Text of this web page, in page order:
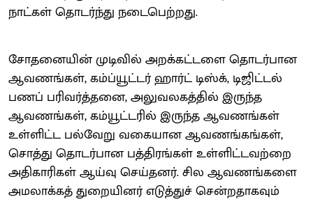
நாட்கள் தொடர்ந்து நடைபெற்றது.
சோதனையின் முடிவில் அறக்கட்டளை தொடர்பான
ஆவணங்கள், கம்ப்யூட்டர் ஹார்ட் டிஸ்க், டிஜிட்டல்
பணப் பரிவர்த்தனை, அலுவலகத்தில் இருந்த
ஆவணங்கள், கம்யூட்டரில் இருந்த ஆவணங்கள்
உள்ளிட்ட பல்வேறு வகையான ஆவணங்கங்கள்,
சொத்து தொடர்பான பத்திரங்கள் உள்ளிட்டவற்றை
அதிகாரிகள் ஆய்வு செய்தனர். சில ஆவணங்களை
அமலாக்கத் துறையினர் எடுத்துச் சென்றதாகவும்